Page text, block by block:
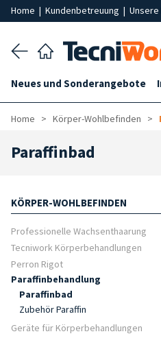
Home | Kundenbetreuung | Unsere
Neues und Sonderangebote
Home Körper-Wohlbefinden
Paraffinbad
KÖRPER-WOHLBEFINDEN
Professionelle Wachsenthaarung
Tecniwork Körperbehandlungen
Perron Rigot
Paraffinbehandlung
Paraffinbad
Zubehör Paraffin
Geräte für Körperbehandlungen